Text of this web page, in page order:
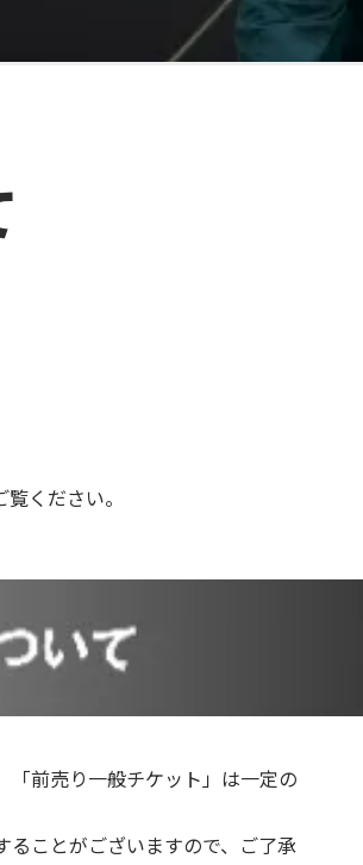
ください。
前売り一般チケット」は一定の
ことがございますので、ご了承